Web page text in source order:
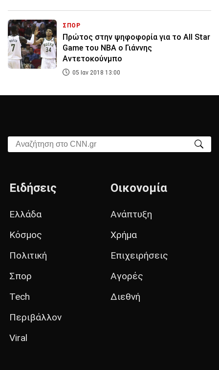
ΣΠΟΡ
Πρώτος στην ψηφοφορία για το All Star
Game του ΝΒΑ ο Γιάννης
Αντετοκούνμπο
05 Ιαν 2018 13:00
Αναζήτηση στο CNN.gr
Ειδήσεις
Ελλάδα
Κόσμος
Πολιτική
Σπορ
Tech
Περιβάλλον
Viral
Οικονομία
Ανάπτυξη
Χρήμα
Επιχειρήσεις
Αγορές
Διεθνή